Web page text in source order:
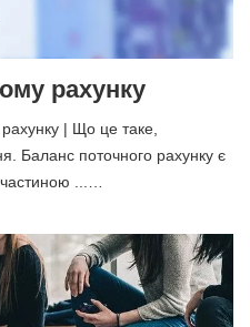
рахунку
| Що це таке,
Баланс поточного рахунку є
...…